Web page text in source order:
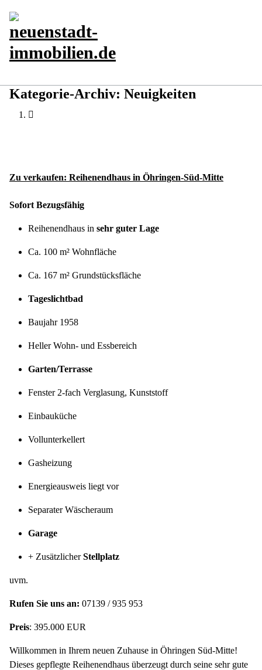
Inhalt
springen
Kategorie-Archiv: Neuigkeiten
Zu verkaufen: Reihenendhaus in Öhringen-Süd-Mitte
Sofort Bezugsfähig
Reihenendhaus in sehr guter Lage
Ca. 100 m² Wohnfläche
Ca. 167 m² Grundstücksfläche
Tageslichtbad
Baujahr 1958
Heller Wohn- und Essbereich
Garten/Terrasse
Fenster 2-fach Verglasung, Kunststoff
Einbauküche
Vollunterkellert
Gasheizung
Energieausweis liegt vor
Separater Wäscheraum
Garage
+ ZusätzlicherStellplatz
uvm.
Rufen Sie uns an: 07139 / 935 953
Preis: 395.000 EUR
Willkommen in Ihrem neuen Zuhause in Öhringen Süd-Mitte!
Dieses gepflegte Reihenendhaus überzeugt durch seine sehr gute